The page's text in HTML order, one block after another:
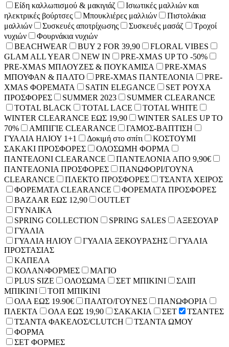
Είδη καλλωπισμού & μακιγιάζ
Ισιωτικές μαλλιών και
ηλεκτρικές βούρτσες
Μπουκλιέρες μαλλιών
Πιστολάκια
μαλλιών
Συσκευές αποτρίχωσης Συσκευές μασάζ
Τροχοί
νυχιών
Φουρνάκια νυχιών
BEACHWEAR
BUY 2 FOR 39,90
FLORAL VIBES
GLAM ALL YEAR
NEW IN
PRE-XMAS UP TO -50%
PRE-XMAS ΜΠΛΟΥΖΕΣ & ΠΟΥΚΑΜΙΣΑ
PRE-XMAS
ΜΠΟΥΦΑΝ & ΠΑΛΤΟ
PRE-XMAS ΠΑΝΤΕΛΟΝΙΑ
PRE-
XMAS ΦΟΡΕΜΑΤΑ
SATIN ELEGANCE
SET ΡΟΥΧΑ
ΠΡΟΣΦΟΡΕΣ
SUMMER 2023
SUMMER CLEARANCE
TOTAL BLACK
TOTAL LACE
TOTAL WHITE
WINTER CLEARANCE ΕΩΣ 19,90
WINTER SALES UP TO
70%
ΑΜΠΙΓΙΕ CLEARANCE
ΓΑΜΟΣ-ΒΑΠΤΙΣΗ
ΓΥΑΛΙΑ ΗΛΙΟΥ 1+1
Δοκιμή στο σπίτι
ΚΟΣΤΟΥΜΙ
ΣΑΚΑΚΙ ΠΡΟΣΦΟΡΕΣ
ΟΛΟΣΩΜΗ ΦΟΡΜΑ
ΠΑΝΤΕΛΟΝΙ CLEARANCE
ΠΑΝΤΕΛΟΝΙΑ ΑΠΟ 9,90€
ΠΑΝΤΕΛΟΝΙΑ ΠΡΟΣΦΟΡΕΣ
ΠΑΝΩΦΟΡΙ/ΓΟΥΝΑ
CLEARANCE
ΠΛΕΚΤΟ ΠΡΟΣΦΟΡΕΣ
ΤΣΑΝΤΑ ΧΕΙΡΟΣ
ΦΟΡΕΜΑΤΑ CLEARANCE
ΦΟΡΕΜΑΤΑ ΠΡΟΣΦΟΡΕΣ
BAZAAR ΕΩΣ 12,90
OUTLET
ΓΥΝΑΙΚΑ
SPRING COLLECTION
SPRING SALES
ΑΞΕΣΟΥΑΡ
ΓΥΑΛΙΑ
ΓΥΑΛΙΑ ΗΛΙΟΥ
ΓΥΑΛΙΑ ΞΕΚΟΥΡΑΣΗΣ
ΓΥΑΛΙΑ
ΠΡΟΣΤΑΣΙΑΣ
ΚΑΠΕΛΑ
ΚΟΛΑΝ/ΦΟΡΜΕΣ
ΜΑΓΙΟ
PLUS SIZE
ΟΛΟΣΩΜΑ ΣΕΤ ΜΠΙΚΙΝΙ
ΣΛΙΠ
ΜΠΙΚΙΝΙ
ΤΟΠ ΜΠΙΚΙΝΙ
ΟΛΑ ΕΩΣ 19.90€
ΠΑΛΤΟ/ΓΟΥΝΕΣ
ΠΑΝΩΦΟΡΙΑ
ΠΛΕΚΤΑ
ΟΛΑ ΕΩΣ 19,90 ΣΑΚΑΚΙΑ ΣΕΤ
ΤΣΑΝΤΕΣ
ΤΣΑΝΤΑ ΦΑΚΕΛΟΣ/CLUTCH
ΤΣΑΝΤΑ ΩΜΟΥ
ΦΟΡΜΑ
ΣΕΤ ΦΟΡΜΕΣ